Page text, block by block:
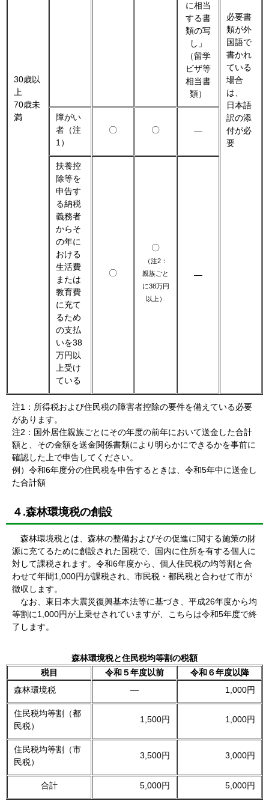
必要書
類が外
国語で
書かれ
ている
場合
は、
日本語
訳の添
付が必
要
30歳以
上
70歳未
満
に相当
する書
類の写
し」
（留学
ビザ等
相当書
類）
障がい
者（注
1）
〇 〇 ―
扶養控
除等を
申告す
る納税
義務者
からそ
の年に
おける
生活費
または
教育費
に充て
るため
の支払
いを38
万円以
上受け
ている
〇
〇
（注2：
親族ごと
に38万円
以上）
―
注1：所得税および住民税の障害者控除の要件を備えている必要
があります。
注2：国外居住親族ごとにその年度の前年において送金した合計
額と、その金額を送金関係書類により明らかにできるかを事前に
確認した上で申告してください。
例）令和6年度分の住民税を申告するときは、令和5年中に送金し
た合計額
４.森林環境税の創設
森林環境税とは、森林の整備およびその促進に関する施策の財
源に充てるために創設された国税で、国内に住所を有する個人に
対して課税されます。令和6年度から、個人住民税の均等割と合
わせて年間1,000円が課税され、市民税・都民税と合わせて市が
徴収します。
なお、東日本大震災復興基本法等に基づき、平成26年度から均
等割に1,000円が上乗せされていますが、こちらは令和5年度で終
了します。
森林環境税と住民税均等割の税額
税目
令和５年度以前
令和６年度以降
森林環境税
― 1,000円
住民税均等割（都
民税）
1,500円 1,000円
住民税均等割（市
民税）
3,500円 3,000円
合計 5,000円 5,000円